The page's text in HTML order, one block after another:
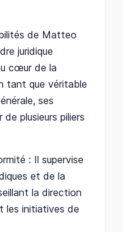
de Matteo
juridique
cœur de la
tant que véritable
ses
plusieurs piliers
: Il supervise
et de la
la direction
les initiatives de